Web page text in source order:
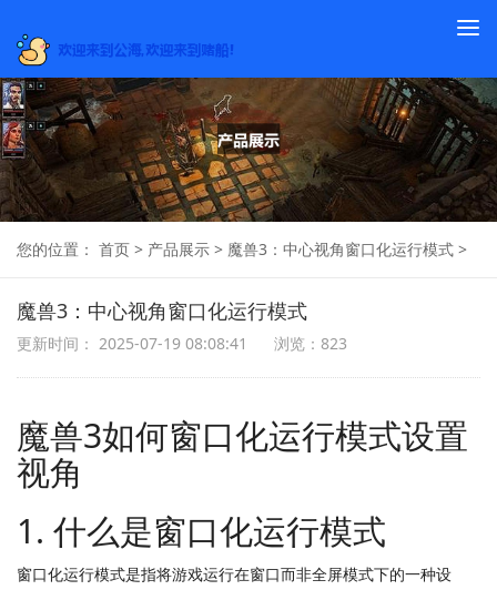
您的位置： 首页 > 产品展示 > 魔兽3：中心视角窗口化运行模式 >
魔兽3：中心视角窗口化运行模式
更新时间： 2025-07-19 08:08:41 浏览：823
魔兽3如何窗口化运行模式设置
视角
1. 什么是窗口化运行模式
窗口化运行模式是指将游戏运行在窗口而非全屏模式下的一种设